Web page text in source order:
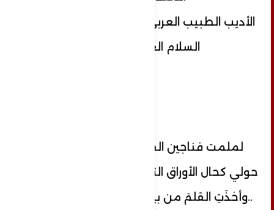
الأديب الطبيب العربي السوري الراحل:عبد
السلام العجيلي .
لملمت فناجين القهوة المبعثرة من
حولي كحال الأوراق التي ملأت أرض الغرفة
..وأخذَتِ القلمَ من بينِ أصابعي ،تريدُ أن